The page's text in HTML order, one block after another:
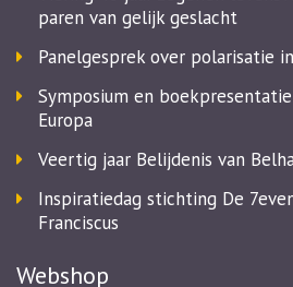
paren van gelijk geslacht
Panelgesprek over polarisatie
Symposium en
Europa
Veertig jaar Belijdenis van
Inspiratiedag stichting De
Franciscus
Webshop